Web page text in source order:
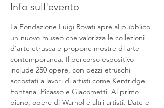
Info sull'evento
La Fondazione Luigi Rovati apre al pubblico
un nuovo museo che valorizza le collezioni
d’arte etrusca e propone mostre di arte
contemporanea. Il percorso espositivo
include 250 opere, con pezzi etruschi
accostati a lavori di artisti come Kentridge,
Fontana, Picasso e Giacometti. Al primo
piano, opere di Warhol e altri artisti. Date e